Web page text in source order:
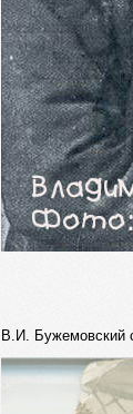
В.И. Бужемовский